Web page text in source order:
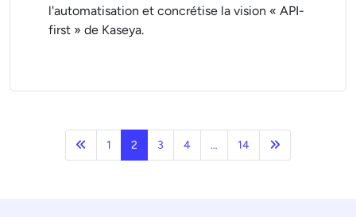
l'automatisation et concrétise la vision « API-
first » de Kaseya.
Précédent
1 2 3 4 … 14